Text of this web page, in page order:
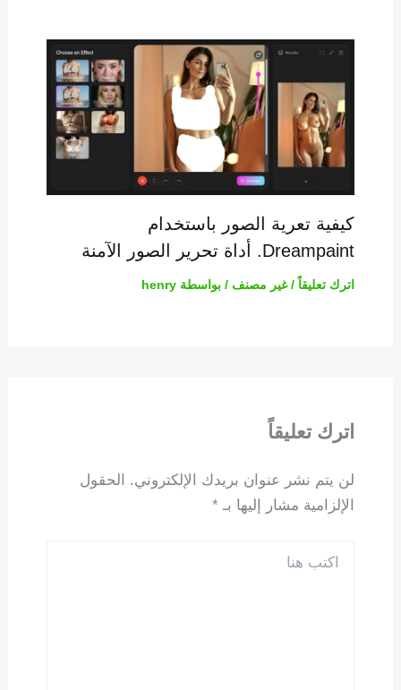
كيفية تعرية الصور باستخدام
Dreampaint. أداة تحرير الصور الآمنة
اترك تعليقاً /غير مصنف / بواسطة henry
اترك تعليقاً
لن يتم نشر عنوان بريدك الإلكتروني.
الحقول
الإلزامية مشار إليها بـ *